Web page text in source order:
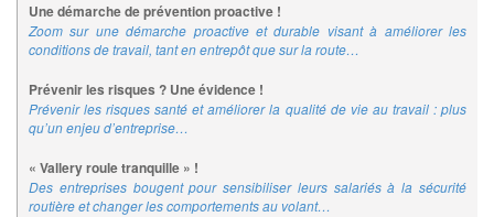
Une démarche de prévention proactive !
Zoom sur une démarche proactive et durable visant à améliorer les
conditions de travail, tant en entrepôt que sur la route…
Prévenir les risques ? Une évidence !
Prévenir les risques santé et améliorer la qualité de vie au travail : plus
qu’un enjeu d’entreprise…
« Vallery roule tranquille » !
Des entreprises bougent pour sensibiliser leurs salariés à la sécurité
routière et changer les comportements au volant…